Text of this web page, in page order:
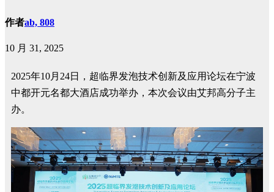
作者ab, 808
10 月 31, 2025
2025年10月24日
，超临界发泡技术创新及应用论坛在宁波
中都开元名都大酒店成功举办，本次会议由艾邦高分子主
办。